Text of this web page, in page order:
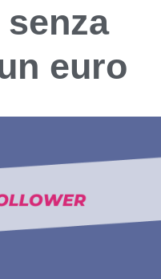
euro